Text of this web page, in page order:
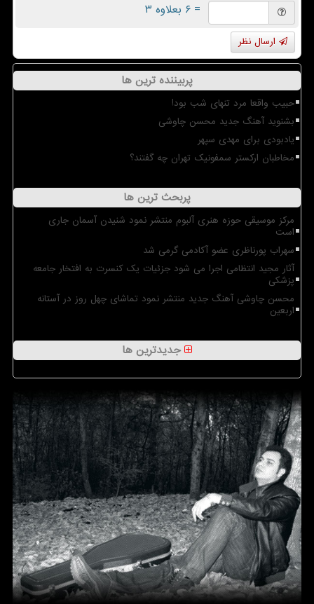
= ۶ بعلاوه ۳
ارسال نظر
پربیننده ترین ها
حبیب واقعا مرد تنهای شب بود!
بشنوید آهنگ جدید محسن چاوشی
یادبودی برای مهدی سپهر
مخاطبان ارکستر سمفونیک تهران چه گفتند؟
پربحث ترین ها
مرکز موسیقی حوزه هنری آلبوم منتشر نمود شنیدن آسمان جاری
است
سهراب پورناظری عضو آکادمی گرمی شد
آثار مجید انتظامی اجرا می شود جزئیات یک کنسرت به افتخار جامعه
پزشکی
محسن چاوشی آهنگ جدید منتشر نمود تماشای چهل روز در آستانه
اربعین
جدیدترین ها